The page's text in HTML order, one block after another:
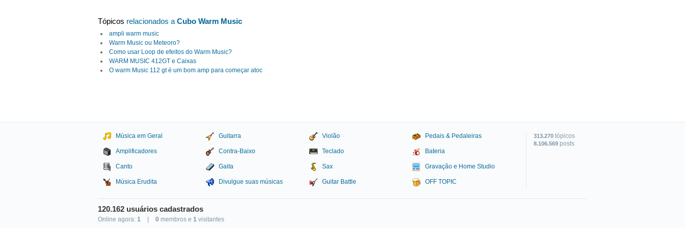
Tópicos relacionados a Cubo Warm Music
ampli warm music
Warm Music ou Meteoro?
Como usar Loop de efeitos do Warm Music?
WARM MUSIC 412GT e Caixas
O warm Music 112 gt é um bom amp para começar atoc
Música em Geral Guitarra Violão Pedais & Pedaleiras
Amplificadores Contra-Baixo Teclado Bateria
Canto Gaita Sax Gravação e Home Studio
Música Erudita Divulgue suas músicas Guitar Battle OFF TOPIC
313.270 tópicos
8.106.569 posts
120.162 usuários cadastrados
Online agora: 1 0 membros e 1 visitantes